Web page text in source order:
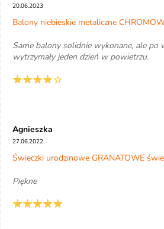
20.06.2023
Balony niebieskie metaliczne
Same balony solidnie wykonane, ale po
wytrzymały jeden dzień w powietrzu.
Agnieszka
27.06.2022
Świeczki urodzinowe GRANATOWE
Piękne